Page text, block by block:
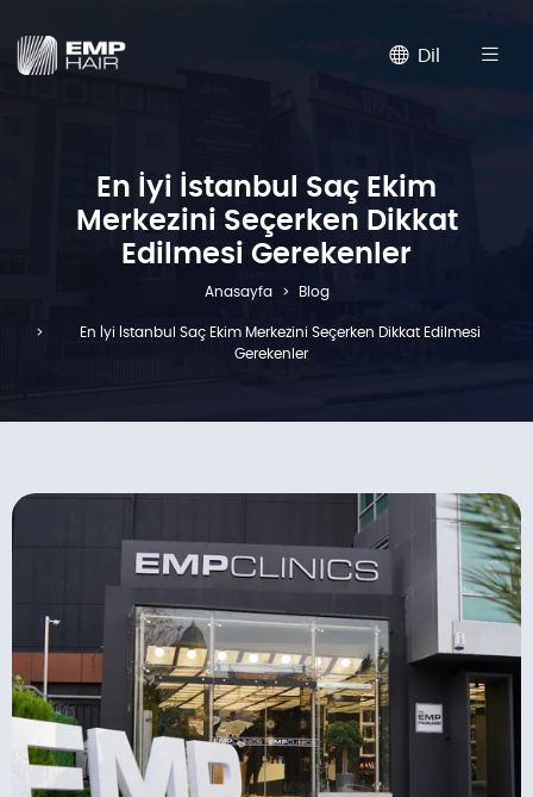
Dil
En İyi İstanbul Saç Ekim
Merkezini Seçerken Dikkat
Edilmesi Gerekenler
Anasayfa Blog
En İyi İstanbul Saç Ekim Merkezini Seçerken Dikkat Edilmesi
Gerekenler